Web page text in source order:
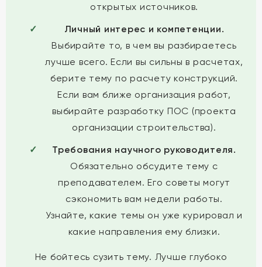
открытых источников.
Личный интерес и компетенции.
Выбирайте то, в чем вы разбираетесь
лучше всего. Если вы сильны в расчетах,
берите тему по расчету конструкций.
Если вам ближе организация работ,
выбирайте разработку ПОС (проекта
организации строительства).
Требования научного руководителя.
Обязательно обсудите тему с
преподавателем. Его советы могут
сэкономить вам недели работы.
Узнайте, какие темы он уже курировал и
какие направления ему близки.
Не бойтесь сузить тему. Лучше глубоко